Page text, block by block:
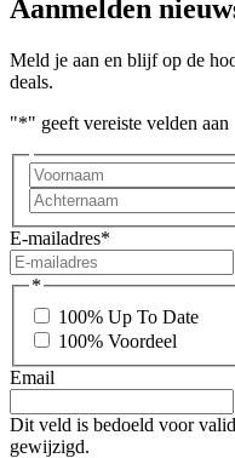
Aanmelden
Meld je aan en blijf op de
deals.
"*" geeft vereiste velden aan
E-mailadres*
*
100% Up To Date
100% Voordeel
Email
Dit veld is bedoeld voor
gewijzigd.